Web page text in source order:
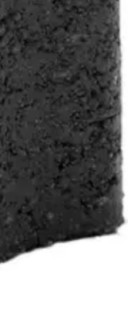
samalla kivellä.